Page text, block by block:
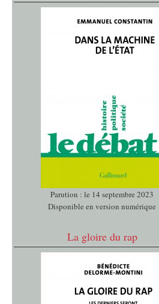
Parution : le 14 septembre 2023
Disponible en version numérique
La gloire du rap